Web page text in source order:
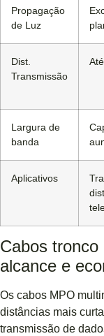
Propagação
de Luz
Dist.
Transmissão
Largura de
banda
Aplicativos
Cabos
alcance e
Os cabos MPO
distâncias mais
transmissão de